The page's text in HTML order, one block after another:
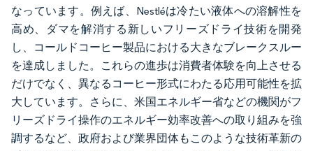
なっています。例えば、Nestléは冷たい液体への溶解性を
高め、ダマを解消する新しいフリーズドライ技術を開発
し、コールドコーヒー製品における大きなブレークスルー
を達成しました。これらの進歩は消費者体験を向上させる
だけでなく、異なるコーヒー形式にわたる応用可能性を拡
大しています。さらに、米国エネルギー省などの機関がフ
リーズドライ操作のエネルギー効率改善への取り組みを強
調するなど、政府および業界団体もこのような技術革新の